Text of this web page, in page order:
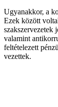
Ugyanakkor, a
Ezek között
szakszervezetek
valamint
feltételezett
vezettek.